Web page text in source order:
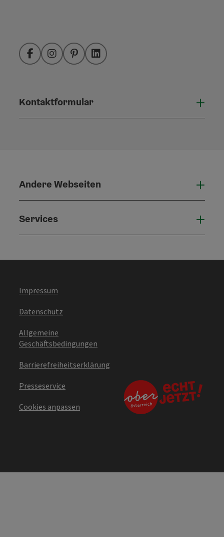
FacebookInstagramPinterestLinkedIn
Kontaktformular
Andere Webseiten
Services
Impressum
Datenschutz
Allgemeine
Geschäftsbedingungen
Barrierefreiheitserklärung
Presseservice
Cookies anpassen